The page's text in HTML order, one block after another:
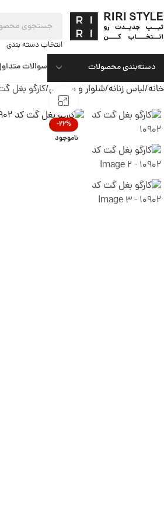
انتخاب دسته بندی
دسته‌بندی محصولات سوالات
خانه لباس زنانه شلوار و سرهمی کارگو بغل گت کد
-22%
ناموجود